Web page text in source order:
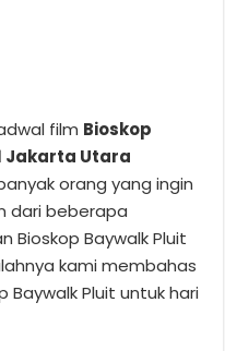
film Bioskop
Jakarta Utara
orang yang ingin
dari beberapa
Bioskop Baywalk Pluit
kami membahas
Pluit untuk hari